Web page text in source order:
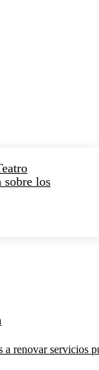
sobre los
a renovar servicios